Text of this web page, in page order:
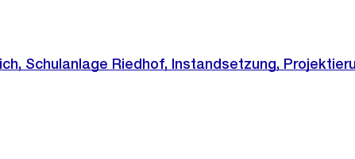
Schulanlage Riedhof, Instandsetzung,